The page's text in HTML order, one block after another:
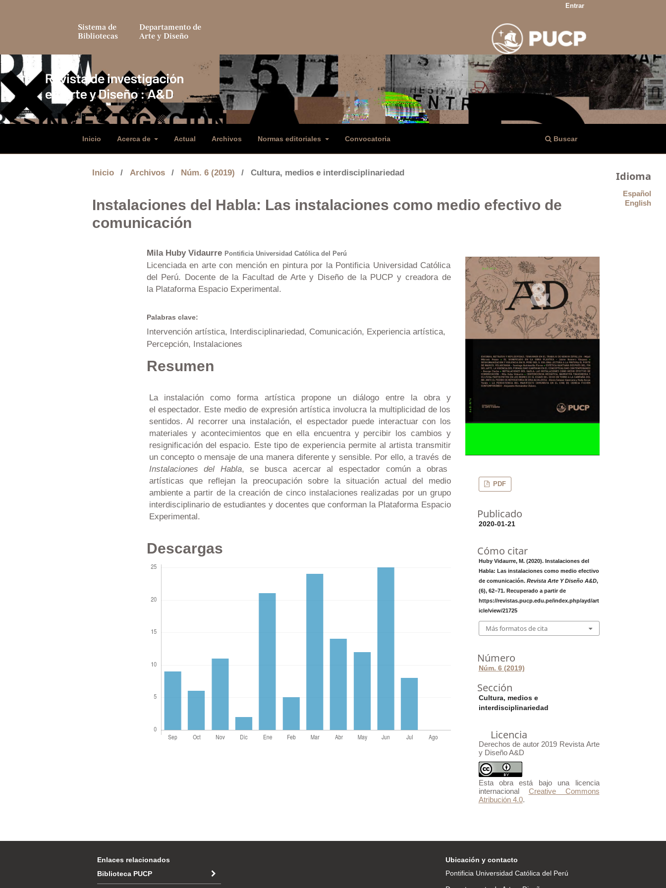
Sistema de
Bibliotecas
Departamento de
Arte y Diseño
Inicio Acerca de Actual Archivos Normas editoriales Convocatoria Buscar
Entrar
Inicio / Archivos / Núm. 6 (2019) / Cultura, medios e interdisciplinariedad
Instalaciones del Habla: Las instalaciones como medio efectivo de
comunicación
Mila Huby Vidaurre Pontificia Universidad Católica del Perú
Licenciada en arte con mención en pintura por la Pontificia Universidad Católica
del Perú. Docente de la Facultad de Arte y Diseño de la PUCP y creadora de
la Plataforma Espacio Experimental.
Palabras clave:
Intervención artística, Interdisciplinariedad, Comunicación, Experiencia artística,
Percepción, Instalaciones
Resumen
La instalación como forma artística propone un diálogo entre la obra y
el espectador. Este medio de expresión artística involucra la multiplicidad de los
sentidos. Al recorrer una instalación, el espectador puede interactuar con los
materiales y acontecimientos que en ella encuentra y percibir los cambios y
resignificación del espacio. Este tipo de experiencia permite al artista transmitir
un concepto o mensaje de una manera diferente y sensible. Por ello, a través de
Instalaciones del Habla, se busca acercar al espectador común a obras
artísticas que reflejan la preocupación sobre la situación actual del medio
ambiente a partir de la creación de cinco instalaciones realizadas por un grupo
interdisciplinario de estudiantes y docentes que conforman la Plataforma Espacio
Experimental.
Descargas
PDF
Publicado
2020-01-21
Cómo citar
Huby Vidaurre, M. (2020). Instalaciones del
Habla: Las instalaciones como medio efectivo
de comunicación. Revista Arte Y Diseño A&D,
(6), 62–71. Recuperado a partir de
https://revistas.pucp.edu.pe/index.php/ayd/art
icle/view/21725
Más formatos de cita
Número
Núm. 6 (2019)
Sección
Cultura, medios e
interdisciplinariedad
Licencia
Derechos de autor 2019 Revista Arte
y Diseño A&D
Esta obra está bajo una licencia
internacional Creative Commons
Atribución 4.0.
Idioma
Español
English
Enlaces relacionados
Biblioteca PUCP
Ubicación y contacto
Pontificia Universidad Católica del Perú